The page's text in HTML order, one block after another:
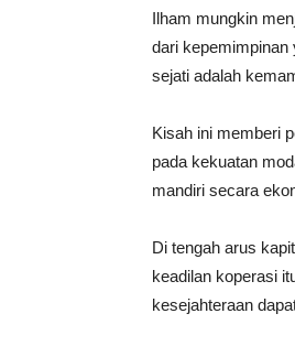
Ilham mungkin
dari
sejati adalah
Kisah ini memberi
pada kekuatan
mandiri secara
Di tengah arus
keadilan koperasi
kesejahteraan